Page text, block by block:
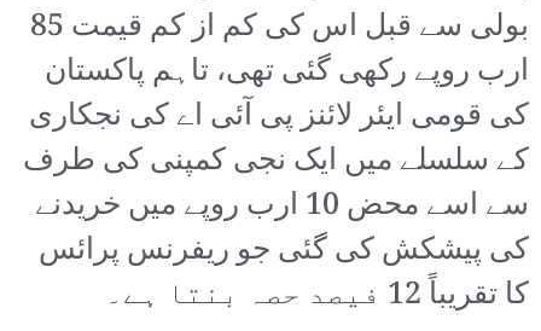
بولی سے قبل اس کی کم از کم قیمت 85
ارب روپے رکھی گئی تھی، تاہم پاکستان
کی قومی ایئر لائنز پی آئی اے کی نجکاری
کے سلسلے میں ایک نجی کمپنی کی طرف
سے اسے محض 10 ارب روپے میں خریدنے
کی پیشکش کی گئی جو ریفرنس پرائس
کا تقریباً 12 فیصد حصہ بنتا ہے۔